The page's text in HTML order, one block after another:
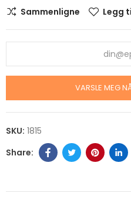
Sammenligne Legg
VARSLE MEG
SKU: 1815